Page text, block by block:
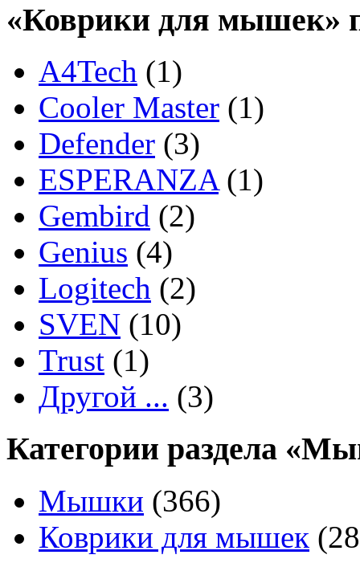
«Коврики для мышек»
A4Tech (1)
Cooler Master (1)
Defender (3)
ESPERANZA(1)
Gembird (2)
Genius (4)
Logitech (2)
SVEN (10)
Trust (1)
Другой ... (3)
Категории раздела
Мышки (366)
Коврики для мышек